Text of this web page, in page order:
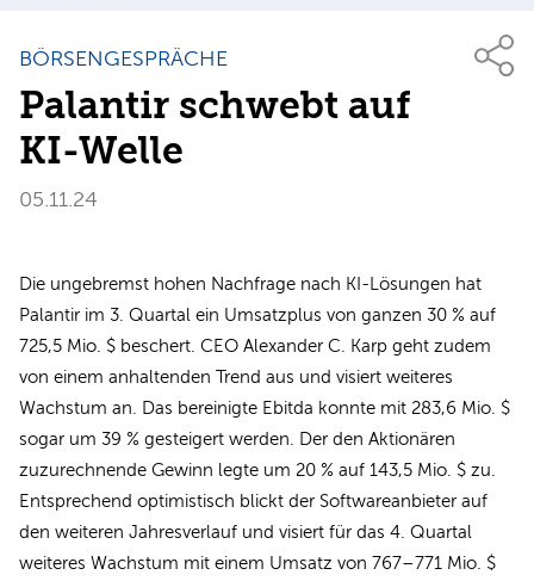
BÖRSENGESPRÄCHE
Palantir schwebt auf
KI-Welle
05.11.24
Die ungebremst hohen Nachfrage nach KI-Lösungen hat
Palantir im 3. Quartal ein Umsatzplus von ganzen 30 % auf
725,5 Mio. $ beschert. CEO Alexander C. Karp geht zudem
von einem anhaltenden Trend aus und visiert weiteres
Wachstum an. Das bereinigte Ebitda konnte mit 283,6 Mio. $
sogar um 39 % gesteigert werden. Der den Aktionären
zuzurechnende Gewinn legte um 20 % auf 143,5 Mio. $ zu.
Entsprechend optimistisch blickt der Softwareanbieter auf
den weiteren Jahresverlauf und visiert für das 4. Quartal
weiteres Wachstum mit einem Umsatz von 767–771 Mio. $